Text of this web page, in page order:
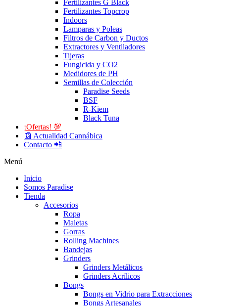
Fertilizantes G Black
Fertilizantes Topcrop
Indoors
Lamparas y Poleas
Filtros de Carbon y Ductos
Extractores y Ventiladores
Tijeras
Fungicida y CO2
Medidores de PH
Semillas de Colección
Paradise Seeds
BSF
R-Kiem
Black Tuna
¡Ofertas! 💯
📰 Actualidad Cannábica
Contacto 📲
Menú
Inicio
Somos Paradise
Tienda
Accesorios
Ropa
Maletas
Gorras
Rolling Machines
Bandejas
Grinders
Grinders Metálicos
Grinders Acrílicos
Bongs
Bongs en Vidrio para Extracciones
Bongs Artesanales